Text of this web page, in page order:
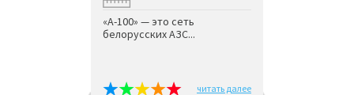
«А-100» — это сеть
белорусских АЗС...
читать далее